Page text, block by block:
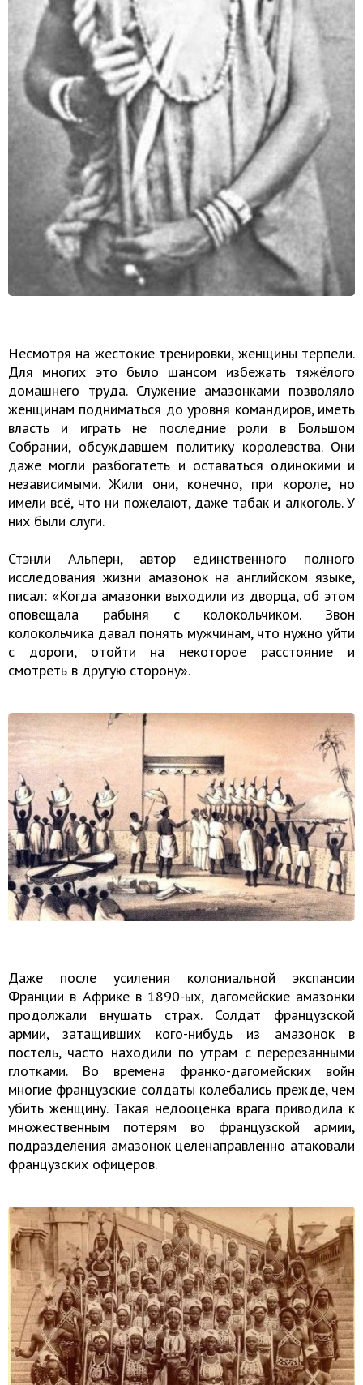
Несмотря на жестокие тренировки, женщины терпели.
Для многих это было шансом избежать тяжёлого
домашнего труда. Служение амазонками позволяло
женщинам подниматься до уровня командиров, иметь
власть и играть не последние роли в Большом
Собрании, обсуждавшем политику королевства. Они
даже могли разбогатеть и оставаться одинокими и
независимыми. Жили они, конечно, при короле, но
имели всё, что ни пожелают, даже табак и алкоголь. У
них были слуги.
Стэнли Альперн, автор единственного полного
исследования жизни амазонок на английском языке,
писал: «Когда амазонки выходили из дворца, об этом
оповещала рабыня с колокольчиком. Звон
колокольчика давал понять мужчинам, что нужно уйти
с дороги, отойти на некоторое расстояние и
смотреть в другую сторону».
Даже после усиления колониальной экспансии
Франции в Африке в 1890-ых, дагомейские амазонки
продолжали внушать страх. Солдат французской
армии, затащивших кого-нибудь из амазонок в
постель, часто находили по утрам с перерезанными
глотками. Во времена франко-дагомейских войн
многие французские солдаты колебались прежде, чем
убить женщину. Такая недооценка врага приводила к
множественным потерям во французской армии,
подразделения амазонок целенаправленно атаковали
французских офицеров.